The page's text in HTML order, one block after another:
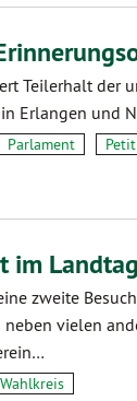
Teilerhalt der
Erlangen und
Parlament
im Landtag
zweite
neben vielen
Wahlkreis